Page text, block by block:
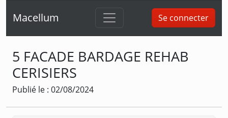
Macellum Se connecter
5 FACADE BARDAGE REHAB
CERISIERS
Publié le : 02/08/2024